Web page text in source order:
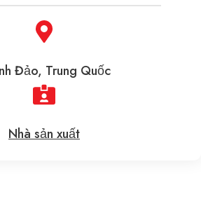
Đảo, Trung Quốc
Nhà sản xuất